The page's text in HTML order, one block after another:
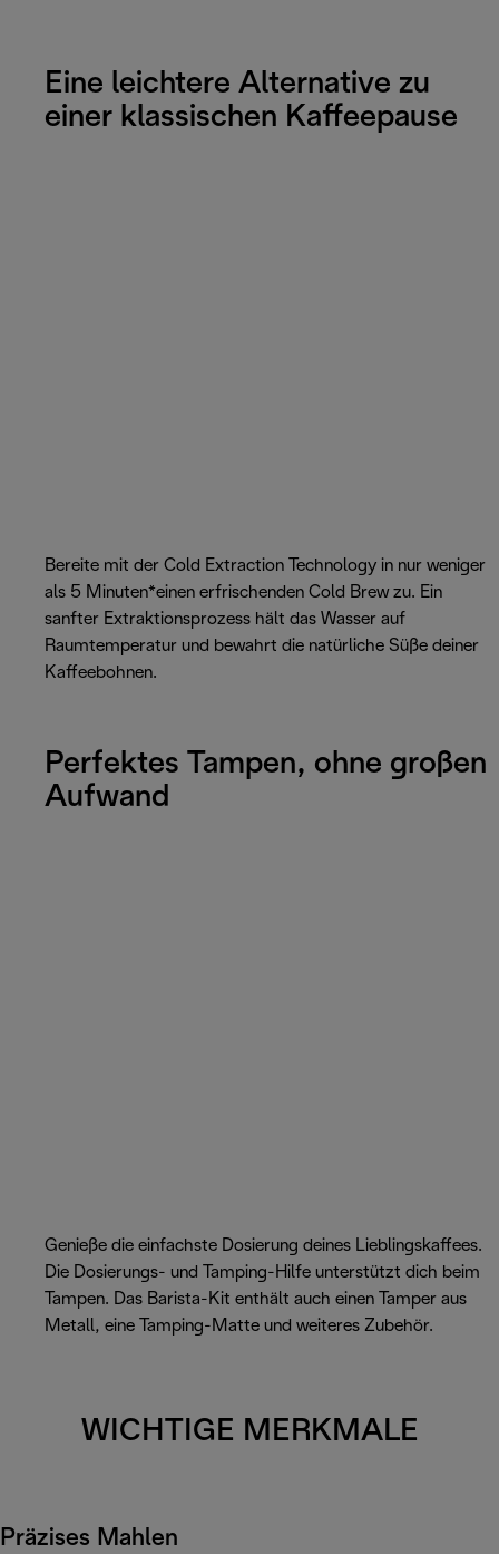
Eine leichtere Alternative zu
einer klassischen Kaffeepause
Bereite mit der Cold Extraction Technology in nur weniger
als 5 Minuten*einen erfrischenden Cold Brew zu. Ein
sanfter Extraktionsprozess hält das Wasser auf
Raumtemperatur und bewahrt die natürliche Süße deiner
Kaffeebohnen.
Perfektes Tampen, ohne großen
Aufwand
Genieße die einfachste Dosierung deines Lieblingskaffees.
Die Dosierungs- und Tamping-Hilfe unterstützt dich beim
Tampen. Das Barista-Kit enthält auch einen Tamper aus
Metall, eine Tamping-Matte und weiteres Zubehör.
WICHTIGE MERKMALE
Präzises Mahlen